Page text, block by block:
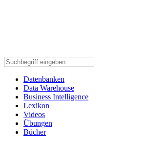
Datenbanken
Data Warehouse
Business Intelligence
Lexikon
Videos
Übungen
Bücher